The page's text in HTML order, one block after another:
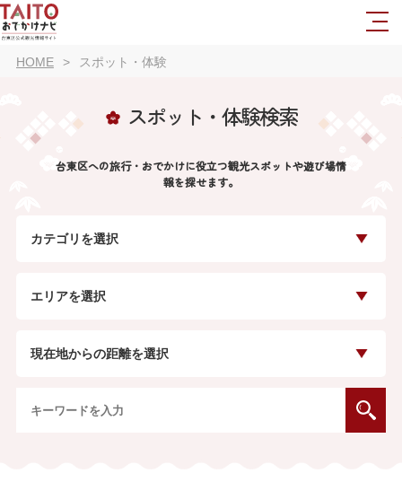
HOME スポット・体験
スポット・体験検索
台東区への旅行・おでかけに役立つ観光スポットや遊び場情
報を探せます。
カテゴリを選択
エリアを選択
現在地からの距離を選択